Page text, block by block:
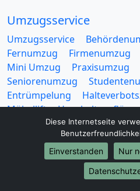
Umzugsservice
Umzugsservice
Fernumzug
Firmenumzug
Mini Umzug
Praxisumzug
Seniorenumzug
Entrümpelung
Möbellift
Möbelmitfahrzentrale
Diese Internetseite
Einverstanden
Nur